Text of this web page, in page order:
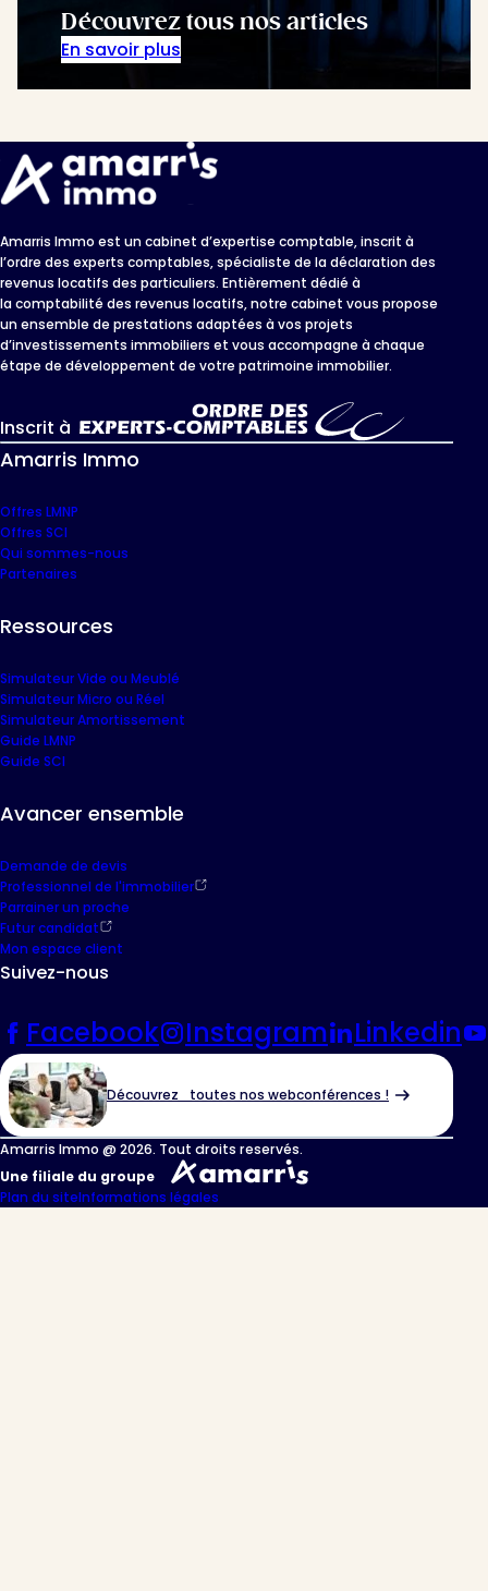
Découvrez tous nos articles
En savoir plus
Amarris Immo est un cabinet d’expertise comptable, inscrit à
l’ordre des experts comptables, spécialiste de la déclaration des
revenus locatifs des particuliers. Entièrement dédié à
la comptabilité des revenus locatifs, notre cabinet vous propose
un ensemble de prestations adaptées à vos projets
d’investissements immobiliers et vous accompagne à chaque
étape de développement de votre patrimoine immobilier.
Inscrit à
Amarris Immo
Offres LMNP
Offres SCI
Qui sommes-nous
Partenaires
Ressources
Simulateur Vide ou Meublé
Simulateur Micro ou Réel
Simulateur Amortissement
Guide LMNP
Guide SCI
Avancer ensemble
Demande de devis
Professionnel de l'immobilier
Parrainer un proche
Futur candidat
Mon espace client
Suivez-nous
Facebook Instagram Linkedin
Découvrez toutes nos webconférences !
Amarris Immo @ 2026. Tout droits reservés.
Une filiale du groupe
Plan du siteInformations légales